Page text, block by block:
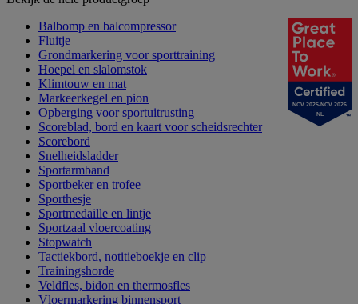
Balbomp en balcompressor
Fluitje
Grondmarkering voor sporttraining
Hoepel en slalomstok
Klimtouw en mat
Markeerkegel en pion
Opberging voor sportuitrusting
Scoreblad, bord en kaart voor scheidsrechter
Scorebord
Snelheidsladder
Sportarmband
Sportbeker en trofee
Sporthesje
Sportmedaille en lintje
Sportzaal vloercoating
Stopwatch
Tactiekbord, notitieboekje en clip
Trainingshorde
Veldfles, bidon en thermosfles
Vloermarkering binnensport
NOV 2025-NOV 2026
NL